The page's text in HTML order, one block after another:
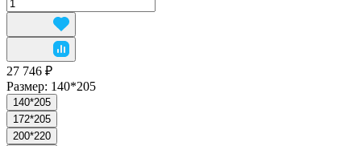
27 746 ₽
Размер: 140*205
140*205
172*205
200*220